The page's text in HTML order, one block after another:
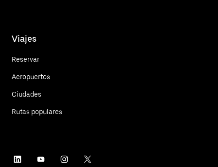
Viajes
Reservar
Aeropuertos
Ciudades
Rutas populares